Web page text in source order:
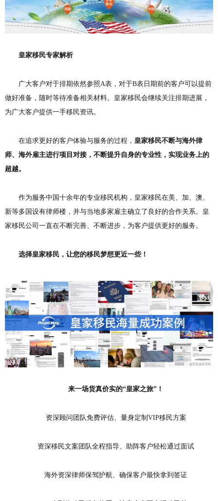
皇家移民专家解析
广大客户对于排期依然参照A表，对于B表日期前的客户可以提前
做好准备，随时等待准备相关材料。皇家移民会继续关注排期进展，
为广大客户提供一手移民资讯。
在追求更好的客户体验与服务的过程， 皇家移民不断与海外律
师、海外雇主进行项目对接，不断提升自身的专业性，实现业务上的
超越。
作为服务中国十余年的专业移民机构，皇家移民在美、加、澳、
新等多国设有律师楼，并与当地多家雇主确立了良好的合作关系。皇
家移民公司一直在不断完善、不断进步，为客户提供更好的服务。
选择皇家移民，让您的移民梦想更近一些！
来一场货真价实的“皇家之旅”！
资深顾问团队免费评估、量身定制VIP移民方案
资深移民文案团队全程指导、助阵客户轻松通过面试
海外资深律师保驾护航、确保客户最快拿到签证